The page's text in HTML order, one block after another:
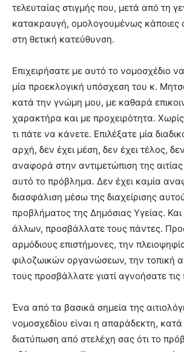
τελευταίας στιγμής που, μετά από τη
κατακραυγή, ομολογουμένως κάποιες
στη θετική κατεύθυνση.
Επιχειρήσατε με αυτό το νομοσχέδιο
μία προεκλογική υπόσχεση του κ.
κατά την γνώμη μου, με καθαρά
χαρακτήρα και με προχειρότητα.
τι πάτε να κάνετε. Επιλέξατε μία
αρχή, δεν έχει μέση, δεν έχει τέλος,
αναφορά στην αντιμετώπιση της
αυτό το πρόβλημα. Δεν έχει καμία
διασφάλιση μέσω της διαχείρισης
προβλήματος της Δημόσιας Υγείας.
άλλων, προσβάλλατε τους πάντες.
αρμόδιους επιστήμονες, την
φιλοζωικών οργανώσεων, την τοπική
τους προσβάλλατε γιατί αγνοήσατε
Ένα από τα βασικά σημεία της
νομοσχεδίου είναι η απαράδεκτη,
διατύπωση από στελέχη σας ότι το